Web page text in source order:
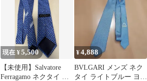
現在 ¥5,500
【未使用】Salvatore
Ferragamo ネクタイ ブ
¥4,888
BVLGARI メンズ ネク
タイ ライトブルー ヨッ